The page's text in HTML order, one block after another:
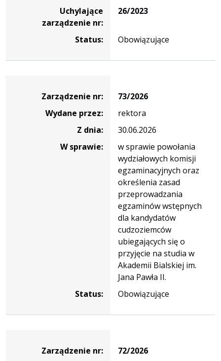
Uchylające
zarządzenie nr:
26/2023
Status: Obowiązujące
Zarządzenie nr:
73/2026
Wydane przez:
rektora
Z dnia:
30.06.2026
W sprawie:
w sprawie powołania
wydziałowych komisji
egzaminacyjnych oraz
określenia zasad
przeprowadzania
egzaminów wstępnych
dla kandydatów
cudzoziemców
ubiegających się o
przyjęcie na studia w
Akademii Bialskiej im.
Jana Pawła II.
Status:
Obowiązujące
Zarządzenie nr:
72/2026